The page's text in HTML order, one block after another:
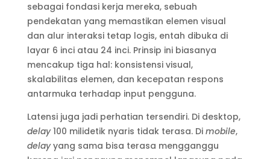
sebagai fondasi kerja mereka, sebuah
pendekatan yang memastikan elemen visual
dan alur interaksi tetap logis, entah dibuka di
layar 6 inci atau 24 inci. Prinsip ini biasanya
mencakup tiga hal: konsistensi visual,
skalabilitas elemen, dan kecepatan respons
antarmuka terhadap input pengguna.
Latensi juga jadi perhatian tersendiri. Di desktop,
delay100 milidetik nyaris tidak terasa. Di mobile,
delayyang sama bisa terasa mengganggu